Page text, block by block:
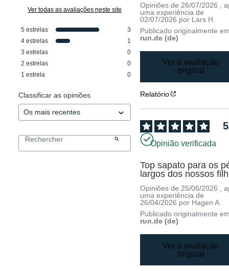
Ver todas as avaliações neste site
5 estrelas
3
4 estrelas
1
3 estrelas
0
2 estrelas
0
1 estrela 0
Classificar as opiniões
Opiniões de 26/07/2026
,
uma experiência de
02/07/2026 por Lars H.
Publicado originalmente
run.de (de)
Ver a avaliação
original
Relatório
5
Opinião verificada
Top sapato para os
largos dos nossos
Opiniões de 25/06/2026
,
uma experiência de
26/04/2026 por Hagen A.
Publicado originalmente
run.de (de)
Ver a avaliação
original